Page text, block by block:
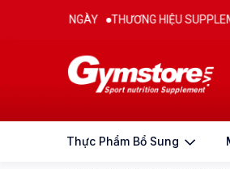
THƯƠNG HIỆU SUPPLEMENTS
Thực Phẩm Bổ Sung
Thông tin sản phẩm